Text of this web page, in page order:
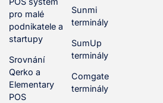
pro malé
podnikatele a
startupy
Srovnání
Qerko a
Elementary
POS
Sunmi
terminály
SumUp
terminály
Comgate
terminály